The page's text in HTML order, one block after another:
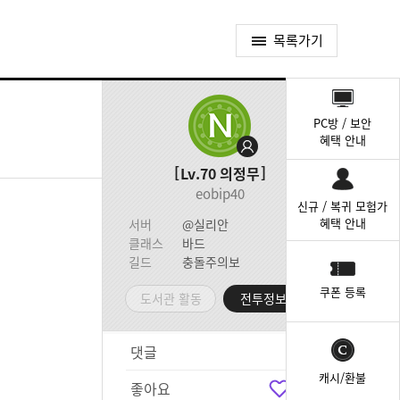
목록가기
Lv.70의정무
eobip40
서버
@실리안
클래스
바드
길드
충돌주의보
도서관 활동 전투정보실
댓글
좋아요
PC방 / 보안
혜택 안내
신규 / 복귀 모험가
혜택 안내
쿠폰 등록
캐시/환불